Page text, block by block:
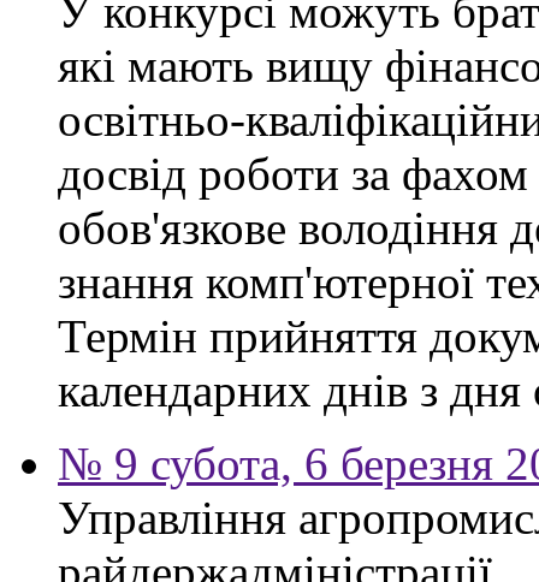
У конкурсі можуть
які мають вищу
освітньо-
досвід роботи за
обов'язкове
знання комп'ютерної
Термін прийняття
календарних днів з
№ 9 субота, 6 березня
Управління
райдержадміністрації